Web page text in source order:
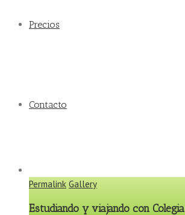
Precios
Contacto
Permalink Gallery
Estudiando y viajando con Colegia